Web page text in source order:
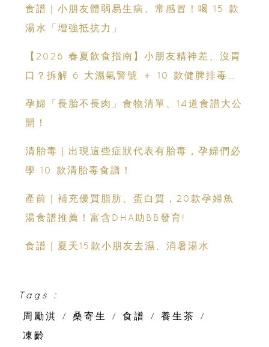
食譜｜小朋友體弱易生病、常感冒！喝 15 款
湯水「增強抵抗力」
【2026 春夏飲食指南】小朋友精神差、沒胃
口？拆解 6 大濕氣警號 ＋ 10 款健脾排毒祛
孕婦「長胎不長肉」食物清單、14道食譜大公
開！
清胎毒｜出現這些症狀代表有胎毒，孕婦們必
學 10 款清胎毒食譜！
產前｜補充優質脂肪、蛋白質，20款孕婦魚
湯食譜推薦！富含DHA助BB發育!
食譜｜夏天15款小朋友去濕、消暑湯水
Tags :
周勵淇
/ 桑寄生 / 食譜 / 養生茶
/
凍齡